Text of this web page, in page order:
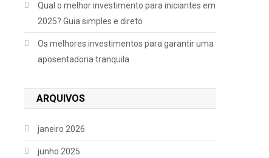
Qual o melhor investimento para iniciantes em
2025? Guia simples e direto
Os melhores investimentos para garantir uma
aposentadoria tranquila
ARQUIVOS
janeiro 2026
junho 2025